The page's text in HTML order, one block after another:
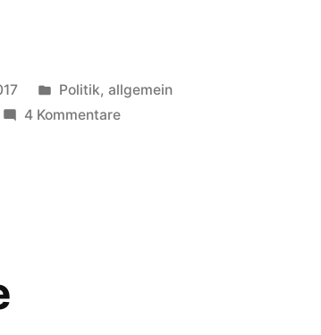
Veröffentlicht
in
Politik, allgemein
4 Kommentarezu